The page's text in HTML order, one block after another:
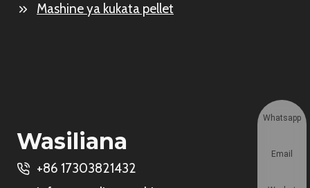
Mashine ya kukata pellet
Wasiliana
+86 17303821432
Whatsapp
Email